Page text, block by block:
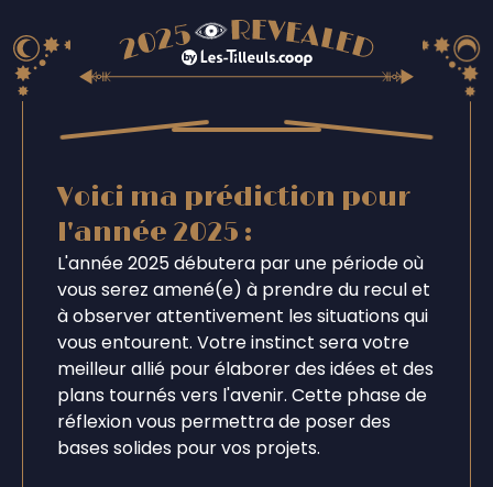
Voici ma prédiction pour
l'année 2025 :
L'année 2025 débutera par une période où
vous serez amené(e) à prendre du recul et
à observer attentivement les situations qui
vous entourent. Votre instinct sera votre
meilleur allié pour élaborer des idées et des
plans tournés vers l'avenir. Cette phase de
réflexion vous permettra de poser des
bases solides pour vos projets.